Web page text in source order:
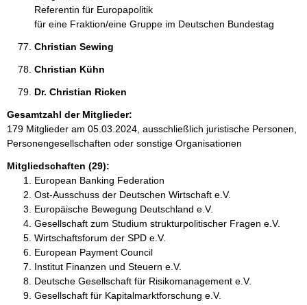
Referentin für Europapolitik
für eine Fraktion/eine Gruppe im Deutschen Bundestag
Christian Sewing
Christian Kühn
Dr. Christian Ricken
Gesamtzahl der Mitglieder:
179 Mitglieder am 05.03.2024, ausschließlich juristische Personen,
Personengesellschaften oder sonstige Organisationen
Mitgliedschaften (29):
European Banking Federation
Ost-Ausschuss der Deutschen Wirtschaft e.V.
Europäische Bewegung Deutschland e.V.
Gesellschaft zum Studium strukturpolitischer Fragen e.V.
Wirtschaftsforum der SPD e.V.
European Payment Council
Institut Finanzen und Steuern e.V.
Deutsche Gesellschaft für Risikomanagement e.V.
Gesellschaft für Kapitalmarktforschung e.V.